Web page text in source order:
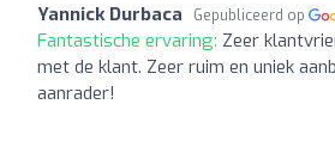
Yannick Durbaca Gepubliceerd op
Fantastische ervaring: Zeer
met de klant. Zeer ruim en uniek
aanrader!